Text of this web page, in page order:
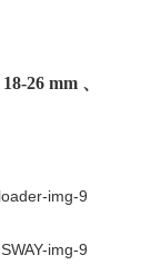
18-26 mm 、